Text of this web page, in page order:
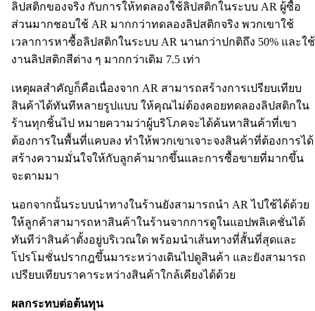
ลิปสติกของจริง กับการให้ทดลองใช้ลิปสติกในระบบ AR ผู้ซื้อ
ส่วนมากชอบใช้ AR มากกว่าทดลองลิปสติกจริง พวกเขาใช้
เวลาการหาซื้อลิปสติกในระบบ AR นานกว่าปกติถึง 50% และใช้
งานลิปสติกสีต่าง ๆ มากกว่าเดิม 7.5 เท่า
เหตุผลสำคัญก็คือเนื่องจาก AR สามารถสร้างการเปรียบเทียบ
สินค้าได้ทันทีหลายรูปแบบ ให้คุณไม่ต้องคอยทดลองลิปสติกใน
ร้านทุกชิ้นไป หมายความว่าผู้บริโภคจะได้ค้นหาสินค้าที่เขา
ต้องการในพื้นที่แคบลง ทำให้พวกเขาเจาะจงสินค้าที่ต้องการได้
สร้างความมั่นใจให้กับลูกค้ามากขึ้นและการซื้อขายที่มากขึ้น
จะตามมา
นอกจากนั้นระบบนำทางในร้านยังสามารถนำ AR ไปใช้ได้ด้วย
ให้ลูกค้าสามารถหาสินค้าในร้านจากการดูในแอปพลิเคชั่นได้
ทันทีว่าสินค้าตั้งอยู่บริเวณใด พร้อมนำเส้นทางที่สั้นที่สุดและ
โปรโมชั่นปรากฎขึ้นมาระหว่างเดินไปดูสินค้า และยังสามารถ
เปรียบเทียบราคาระหว่างสินค้าใกล้เคียงได้ด้วย
ผลกระทบต่อต้นทุน